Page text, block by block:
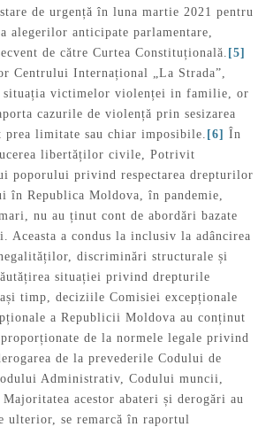
de urgență în luna martie 2021 pentru
alegerilor anticipate parlamentare,
de către Curtea Constituțională. [5]
Internațional „La Strada”,
situația victimelor violenței in familie, or
cazurile de violență prin sesizarea
limitate sau chiar imposibile. [6] În
libertăților civile, Potrivit
poporului privind respectarea drepturilor
Republica Moldova, în pandemie,
nu au ținut cont de abordări bazate
Aceasta a condus la inclusiv la adâncirea
discriminări structurale și
situației privind drepturile
timp, deciziile Comisiei excepționale
a Republicii Moldova au conținut
de la normele legale privind
de la prevederile Codului de
Administrativ, Codului muncii,
acestor abateri și derogări au
ulterior, se remarcă în raportul